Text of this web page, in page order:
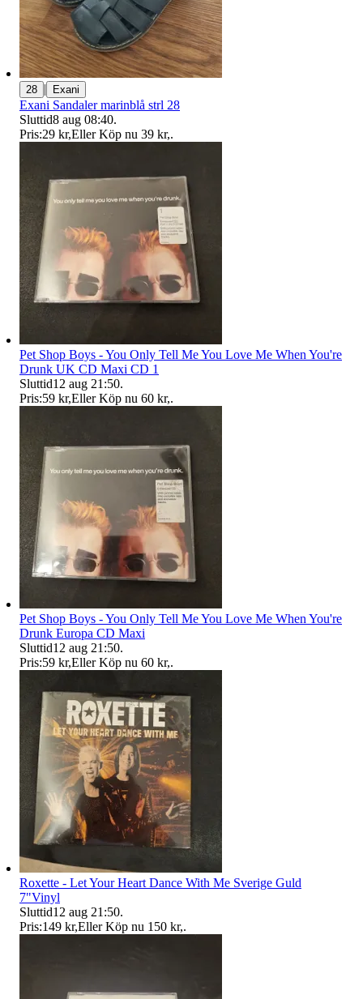
28 | Exani
Exani Sandaler marinblå strl 28
Sluttid8 aug 08:40.
Pris:29 kr,Eller Köp nu 39 kr,.
Pet Shop Boys - You Only Tell Me You Love Me When You're
Drunk UK CD Maxi CD 1
Sluttid12 aug 21:50.
Pris:59 kr,Eller Köp nu 60 kr,.
Pet Shop Boys - You Only Tell Me You Love Me When You're
Drunk Europa CD Maxi
Sluttid12 aug 21:50.
Pris:59 kr,Eller Köp nu 60 kr,.
Roxette - Let Your Heart Dance With Me Sverige Guld
7"Vinyl
Sluttid12 aug 21:50.
Pris:149 kr,Eller Köp nu 150 kr,.